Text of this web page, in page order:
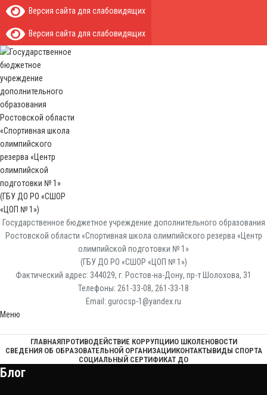
Версия сайта для слабовидящих
Версия сайта для слабовидящих
Государственное бюджетное учреждение дополнительного образования
Ростовской области «Спортивная школа олимпийского резерва «Центр
олимпийской подготовки № 1»
(ГБУ ДО РО «СШОР «ЦОП № 1»)
Фактический адрес: 344029, г. Ростов-на-Дону, пр-т Шолохова, 31
Телефоны: 261-33-08, 261-33-18
Email: gurocsp-1@yandex.ru
Меню
ГЛАВНАЯПРОТИВОДЕЙСТВИЕ КОРРУПЦИИО ШКОЛЕНОВОСТИ
СВЕДЕНИЯ ОБ ОБРАЗОВАТЕЛЬНОЙ ОРГАНИЗАЦИИКОНТАКТЫВИДЫ СПОРТА
СОЦИАЛЬНЫЙ СЕРТИФИКАТ ДО
Блог